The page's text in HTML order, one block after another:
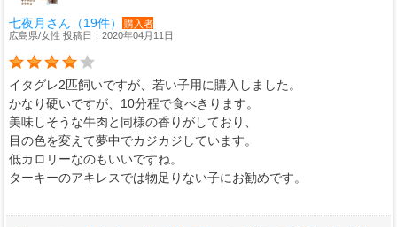
七夜月さん（19件）
購入者
広島県/女性 投稿日：2020年04月11日
イタグレ2匹飼いですが、若い子用に購入しました。
かなり硬いですが、10分程で食べきります。
美味しそうな牛肉と同様の香りがしており、
目の色を変えて夢中でカジカジしています。
低カロリーなのもいいですね。
ターキーのアキレスでは物足りない子にお勧めです。